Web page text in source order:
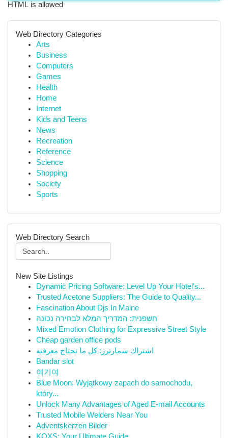
HTML is allowed
Web Directory Categories
Arts
Business
Computers
Games
Health
Home
Internet
Kids and Teens
News
Recreation
Reference
Science
Shopping
Society
Sports
Web Directory Search
New Site Listings
Dynamic Pricing Software: Level Up Your Hotel's...
Trusted Acetone Suppliers: The Guide to Quality...
Fascination About Djs In Maine
חשפנית: המדריך המלא לבחירה נכונה
Mixed Emotion Clothing for Expressive Street Style
Cheap garden office pods
اشتراك سمارترز: كل ما تحتاج معرفته
Bandar slot
여기여
Blue Moon: Wyjątkowy zapach do samochodu,
który...
Unlock Many Advantages of Aged E-mail Accounts
Trusted Mobile Welders Near You
Adventskerzen Bilder